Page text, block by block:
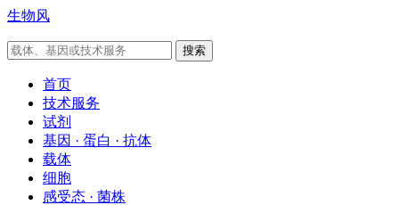
生物风
首页
技术服务
试剂
基因 · 蛋白 · 抗体
载体
细胞
感受态 · 菌株